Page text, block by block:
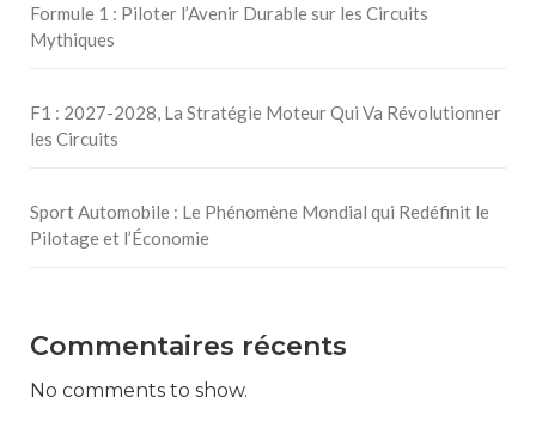
Formule 1 : Piloter l’Avenir Durable sur les Circuits
Mythiques
F1 : 2027-2028, La Stratégie Moteur Qui Va Révolutionner
les Circuits
Sport Automobile : Le Phénomène Mondial qui Redéfinit le
Pilotage et l’Économie
Commentaires récents
No comments to show.